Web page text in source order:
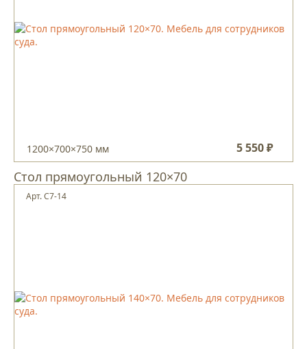
1200×700×750 мм 5 550 ₽
Стол прямоугольный 120×70
Арт. С7-14